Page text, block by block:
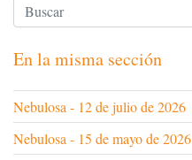
En la misma sección
Nebulosa - 12 de julio de 2026
Nebulosa - 15 de mayo de 2026